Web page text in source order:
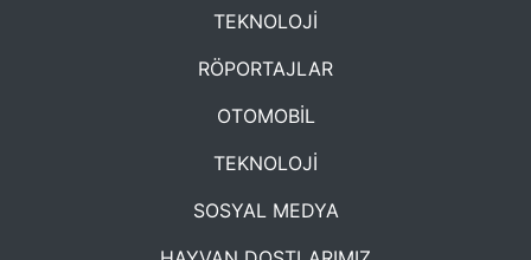
TEKNOLOJİ
RÖPORTAJLAR
OTOMOBİL
TEKNOLOJİ
SOSYAL MEDYA